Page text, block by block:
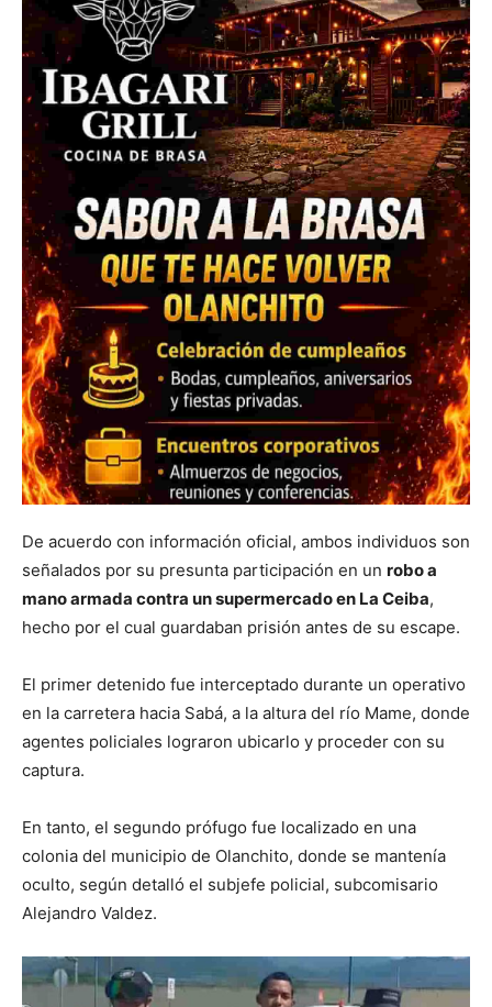
De acuerdo con información oficial, ambos individuos son
señalados por su presunta participación en un robo a
mano armada contra un supermercado en La Ceiba,
hecho por el cual guardaban prisión antes de su escape.
El primer detenido fue interceptado durante un operativo
en la carretera hacia Sabá, a la altura del río Mame, donde
agentes policiales lograron ubicarlo y proceder con su
captura.
En tanto, el segundo prófugo fue localizado en una
colonia del municipio de Olanchito, donde se mantenía
oculto, según detalló el subjefe policial, subcomisario
Alejandro Valdez.